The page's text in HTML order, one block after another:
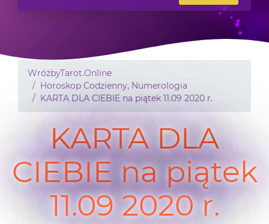
WróżbyTarot.Online
Horoskop Codzienny, Numerologia
KARTA DLA CIEBIE na piątek 11.09 2020 r.
KARTA DLA
CIEBIE na piątek
11.09 2020 r.